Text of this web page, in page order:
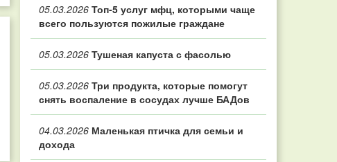
05.03.2026 Топ‑5 услуг мфц, которыми чаще
всего пользуются пожилые граждане
05.03.2026 Тушеная капуста с фасолью
05.03.2026 Три продукта, которые помогут
снять воспаление в сосудах лучше БАДов
04.03.2026 Маленькая птичка для семьи и
дохода